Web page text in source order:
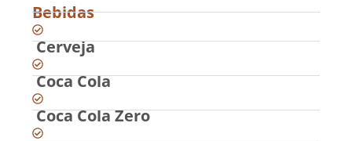
Bebidas
Cerveja
Coca Cola
Coca Cola Zero